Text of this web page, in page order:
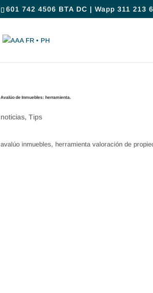
601 742 4506 BTA DC | Wapp 311 213
Avalúo de Inmuebles: herramienta.
noticias,Tips
avalúo inmuebles, herramienta valoración de